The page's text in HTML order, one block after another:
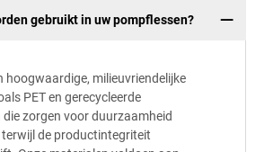
gebruikt in uw pompflessen?
hoogwaardige, milieuvriendelijke
PET en gerecycleerde
zorgen voor duurzaamheid
terwijl de productintegriteit